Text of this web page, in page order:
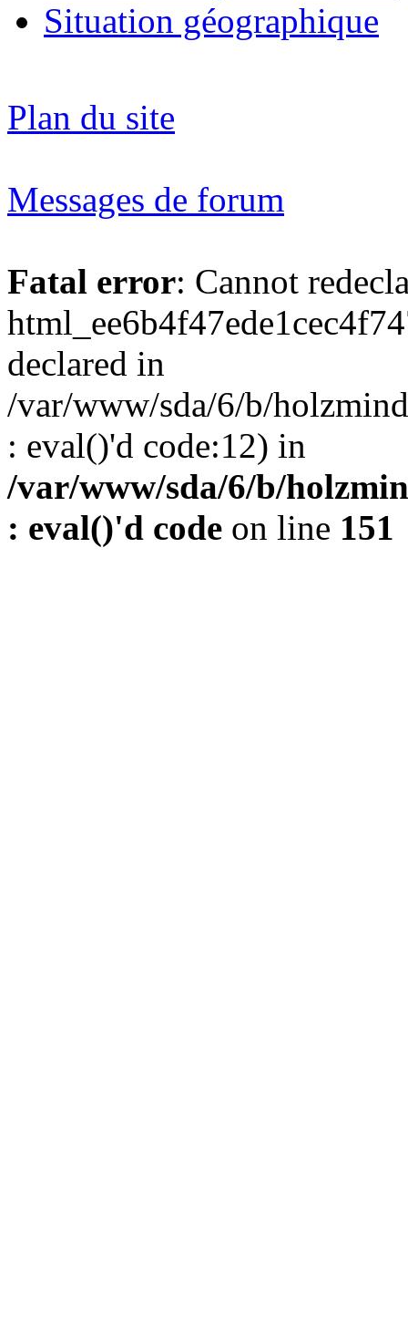
Situation géographique
Plan du site
Messages de forum
Fatal error: Cannot
declared in
/var/www/sda/6/b/
: eval()'d code:12) in
/var/www/sda/6/b/
: eval()'d code on line 151